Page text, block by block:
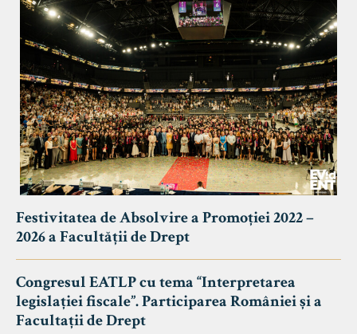
Festivitatea de Absolvire a Promoției 2022 –
2026 a Facultății de Drept
Congresul EATLP cu tema “Interpretarea
legislației fiscale”. Participarea României și a
Facultații de Drept